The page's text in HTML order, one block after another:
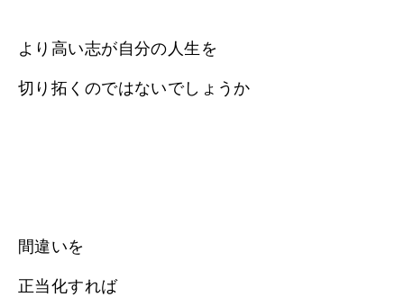
より高い志が自分の人生を
切り拓くのではないでしょうか
間違いを
正当化すれば